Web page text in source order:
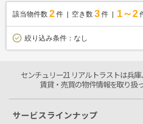
該当物件数 2件 空き数 3 件 1～2
絞り込み条件： なし
センチュリー21 リアルトラストは兵
賃貸・売買の物件情報を取り扱
サービスラインナップ